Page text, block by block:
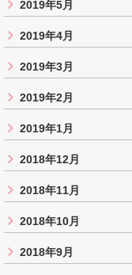
2019年5月
2019年4月
2019年3月
2019年2月
2019年1月
2018年12月
2018年11月
2018年10月
2018年9月